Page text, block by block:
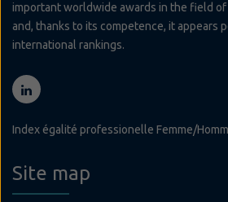
important worldwide awards in the field
and, thanks to its competence, it appears
international rankings.
Index égalité professionelle Femme/
Site map